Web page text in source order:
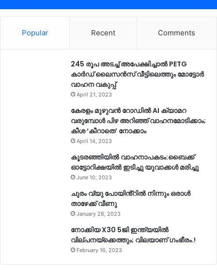
Popular Recent Comments
245 രൂപ അടച്ച് അപേക്ഷിച്ചാൽ PETG
കാർഡ് ലൈസൻസ് വീട്ടിലെത്തും മോട്ടോർ
വാഹന വകുപ്പ്
April 21, 2023
കേരളം മുഴുവന്‍ റോഡില്‍ AI ക്യാമറ
വരുമ്പോള്‍ പിഴ അറിഞ്ഞ് വാഹനമോടിക്കാം;
കീശ ‘കീറാതെ’ നോക്കാം
April 14, 2023
കൂടരഞ്ഞിയിൽ വാഹനാപകടം:ബൈക്ക്
ഓട്ടോറിക്ഷയിൽ ഇടിച്ചു യുവാക്കൾ മരിച്ചു
June 10, 2023
ചുരം വ്യു പോയിൻ്റിൽ നിന്നും ഒരാൾ
താഴേക്ക് വീണു
January 28, 2023
നോക്കിയ X30 5ജി ഇന്ത്യയിൽ
വില്പനയ്ക്കെത്തും; വിലയാണ് ഗംഭീരം.!
February 16, 2023